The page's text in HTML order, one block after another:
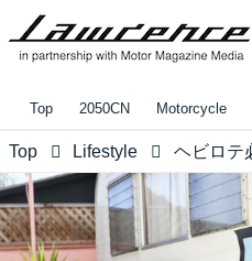
Top 2050CN Motorcycle
Top Lifestyle